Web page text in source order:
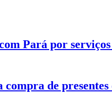
Pará por
de